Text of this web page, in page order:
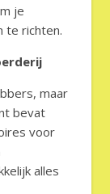
je
te richten.
maar
bevat
voor
alles